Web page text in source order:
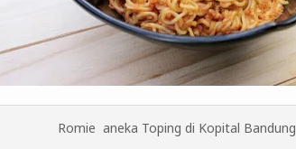
Romie aneka Toping di Kopital Bandung